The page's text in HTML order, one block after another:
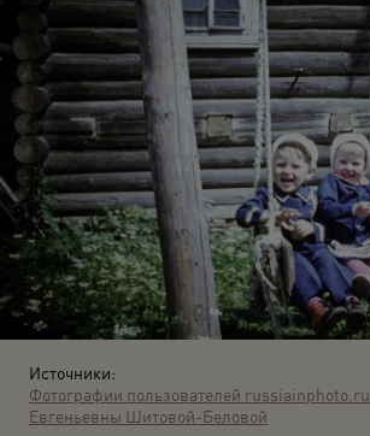
Источники:
Фотографии пользователей russiainphoto.ru
Евгеньевны Шитовой-Беловой